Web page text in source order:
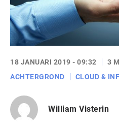
18 JANUARI 2019 - 09:32
3
ACHTERGROND
CLOUD &
William Visterin